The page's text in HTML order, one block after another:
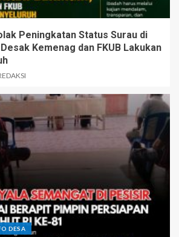
Peningkatan Status Surau di
Kemenag dan FKUB Lakukan
DESA